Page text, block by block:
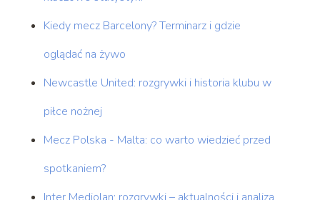
Kiedy mecz Barcelony? Terminarz i gdzie
oglądać na żywo
Newcastle United: rozgrywki i historia klubu w
piłce nożnej
Mecz Polska - Malta: co warto wiedzieć przed
spotkaniem?